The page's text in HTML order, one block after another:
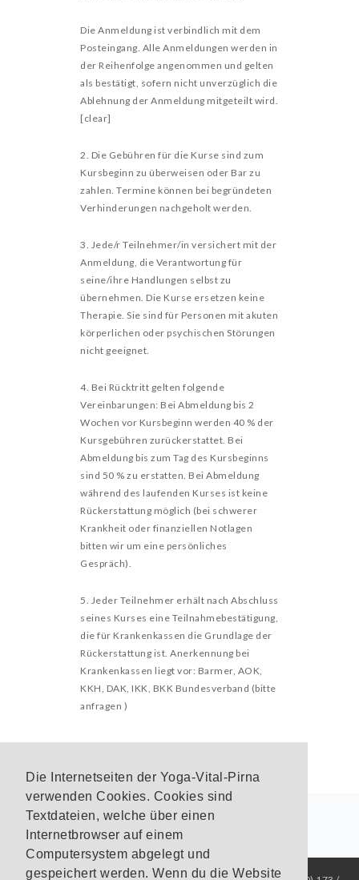
Die Internetseiten der Yoga-Vital-Pirna
verwenden Cookies. Cookies sind
Textdateien, welche über einen
Internetbrowser auf einem
Computersystem abgelegt und
gespeichert werden. Wenn du die Website
Die Anmeldung ist verbindlich mit dem
Posteingang. Alle Anmeldungen werden in
der Reihenfolge angenommen und gelten
als bestätigt, sofern nicht unverzüglich die
Ablehnung der Anmeldung mitgeteilt wird.
[clear]
2. Die Gebühren für die Kurse sind zum
Kursbeginn zu überweisen oder Bar zu
zahlen. Termine können bei begründeten
Verhinderungen nachgeholt werden.
3. Jede/r Teilnehmer/in versichert mit der
Anmeldung, die Verantwortung für
seine/ihre Handlungen selbst zu
übernehmen. Die Kurse ersetzen keine
Therapie. Sie sind für Personen mit akuten
körperlichen oder psychischen Störungen
nicht geeignet.
4. Bei Rücktritt gelten folgende
Vereinbarungen: Bei Abmeldung bis 2
Wochen vor Kursbeginn werden 40 % der
Kursgebühren zurückerstattet. Bei
Abmeldung bis zum Tag des Kursbeginns
sind 50 % zu erstatten. Bei Abmeldung
während des laufenden Kurses ist keine
Rückerstattung möglich (bei schwerer
Krankheit oder finanziellen Notlagen
bitten wir um eine persönliches
Gespräch).
5. Jeder Teilnehmer erhält nach Abschluss
seines Kurses eine Teilnahmebestätigung,
die für Krankenkassen die Grundlage der
Rückerstattung ist. Anerkennung bei
Krankenkassen liegt vor: Barmer, AOK,
KKH, DAK, IKK, BKK Bundesverband (bitte
anfragen )